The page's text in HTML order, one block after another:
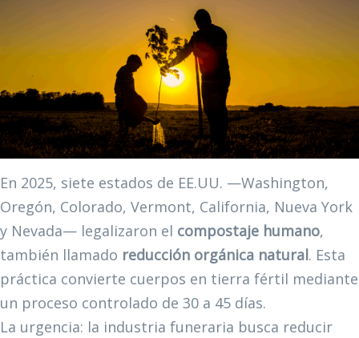
En 2025, siete estados de EE.UU. —Washington,
Oregón, Colorado, Vermont, California, Nueva York
y Nevada— legalizaron el compostaje humano,
también llamado reducción orgánica natural. Esta
práctica convierte cuerpos en tierra fértil mediante
un proceso controlado de 30 a 45 días.
La urgencia: la industria funeraria busca reducir